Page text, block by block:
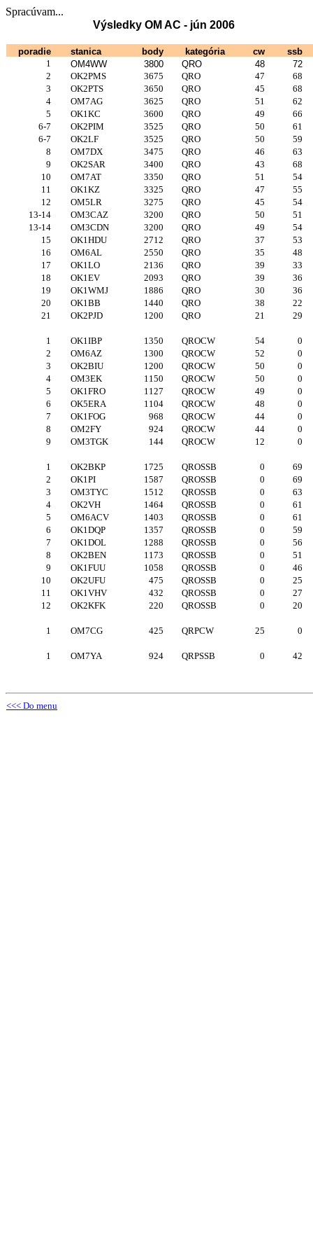
Spracúvam...
Výsledky OM AC - jún 2006
poradie stanica body kategória cw
ssb
1
OM4WW 3800 QRO 48
72
2
OK2PMS 3675 QRO 47
68
3
OK2PTS 3650 QRO 45
68
4
OM7AG 3625 QRO 51
62
5
OK1KC 3600 QRO 49
66
6-7
OK2PIM 3525 QRO 50
61
6-7
OK2LF 3525 QRO 50
59
8
OM7DX 3475 QRO 46
63
9
OK2SAR 3400 QRO 43
68
10
OM7AT 3350 QRO 51
54
11
OK1KZ 3325 QRO 47
55
12
OM5LR 3275 QRO 45
54
13-14
OM3CAZ 3200 QRO 50
51
13-14
OM3CDN 3200 QRO 49
54
15
OK1HDU 2712 QRO 37
53
16
OM6AL 2550 QRO 35
48
17
OK1LO 2136 QRO 39
33
18
OK1EV 2093 QRO 39
36
19
OK1WMJ 1886 QRO 30
36
20
OK1BB 1440 QRO 38
22
21
OK2PJD 1200 QRO 21 29
1 OK1IBP 1350 QROCW 54
0
2
OM6AZ 1300 QROCW 52
0
3
OK2BIU 1200 QROCW 50
0
4
OM3EK 1150 QROCW 50
0
5
OK1FRO 1127 QROCW 49
0
6
OK5ERA 1104 QROCW 48
0
7
OK1FOG 968 QROCW 44
0
8
OM2FY 924 QROCW 44
0
9
OM3TGK 144 QROCW 12 0
1 OK2BKP 1725 QROSSB 0
69
2
OK1PI 1587 QROSSB 0
69
3
OM3TYC 1512 QROSSB 0
63
4
OK2VH 1464 QROSSB 0
61
5
OM6ACV 1403 QROSSB 0
61
6
OK1DQP 1357 QROSSB 0
59
7
OK1DOL 1288 QROSSB 0
56
8
OK2BEN 1173 QROSSB 0
51
9
OK1FUU 1058 QROSSB 0
46
10
OK2UFU 475 QROSSB 0
25
11
OK1VHV 432 QROSSB 0
27
12
OK2KFK 220 QROSSB 0 20
1 OM7CG 425 QRPCW 25 0
1 OM7YA 924 QRPSSB 0 42
<<< Do menu